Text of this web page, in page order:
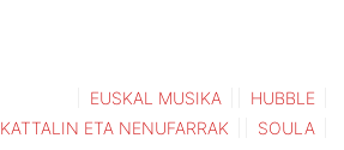
EUSKAL MUSIKA
HUBBLE
KATTALIN ETA NENUFARRAK
SOULA